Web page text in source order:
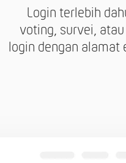
Login terlebih
voting, survei,
login dengan